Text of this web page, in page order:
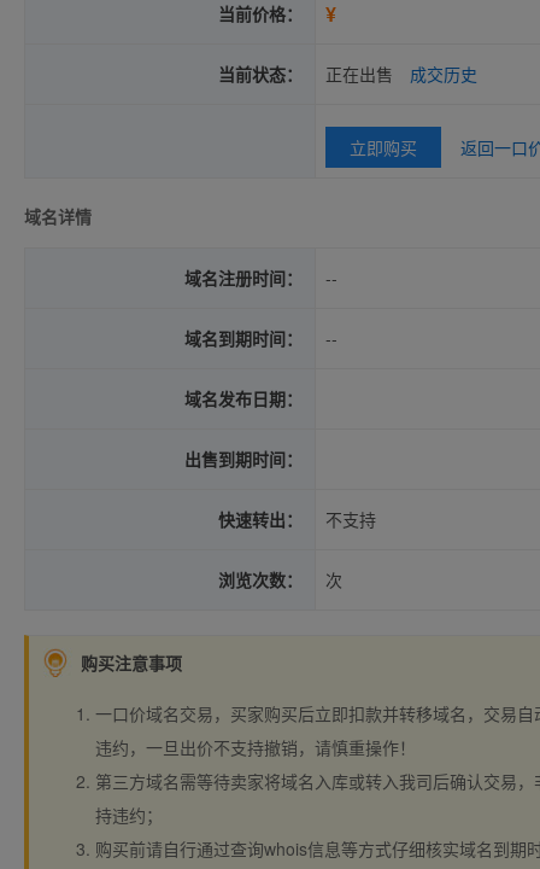
当前价格： ¥
当前状态： 正在出售 成交历史
立即购买 返回一口
域名详情
域名注册时间： --
域名到期时间： --
域名发布日期：
出售到期时间：
快速转出： 不支持
浏览次数： 次
购买注意事项
一口价域名交易，买家购买后立即扣款并转移域名，交易
违约，一旦出价不支持撤销，请慎重操作！
第三方域名需等待卖家将域名入库或转入我司后确认交易
持违约；
购买前请自行通过查询whois信息等方式仔细核实域名到期